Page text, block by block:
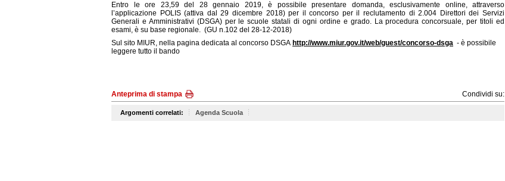
Entro le ore 23,59 del 28 gennaio 2019, è possibile presentare domanda, esclusivamente online, attraverso
l’applicazione POLIS (attiva dal 29 dicembre 2018) per il concorso per il reclutamento di 2.004 Direttori dei Servizi
Generali e Amministrativi (DSGA) per le scuole statali di ogni ordine e grado. La procedura concorsuale, per titoli ed
esami, è su base regionale. (GU n.102 del 28-12-2018)
Sul sito MIUR, nella pagina dedicata al concorso DSGA http://www.miur.gov.it/web/guest/concorso-dsga - è possibile
leggere tutto il bando
Anteprima di stampa Condividi su:
Argomenti correlati: Agenda Scuola